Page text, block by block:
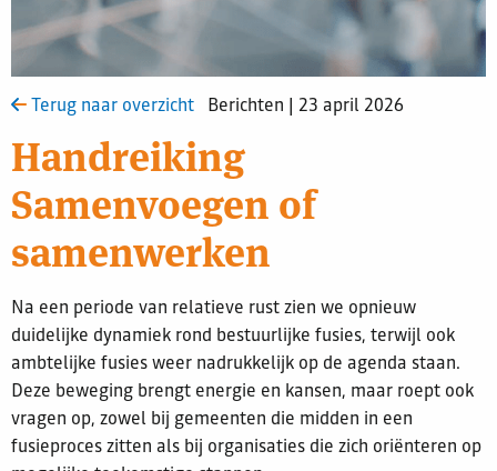
Terug naar overzicht Berichten | 23 april 2026
Handreiking
Samenvoegen of
samenwerken
Na een periode van relatieve rust zien we opnieuw
duidelijke dynamiek rond bestuurlijke fusies, terwijl ook
ambtelijke fusies weer nadrukkelijk op de agenda staan.
Deze beweging brengt energie en kansen, maar roept ook
vragen op, zowel bij gemeenten die midden in een
fusieproces zitten als bij organisaties die zich oriënteren op